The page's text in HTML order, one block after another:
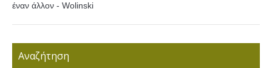
έναν άλλον - Wolinski
Αναζήτηση